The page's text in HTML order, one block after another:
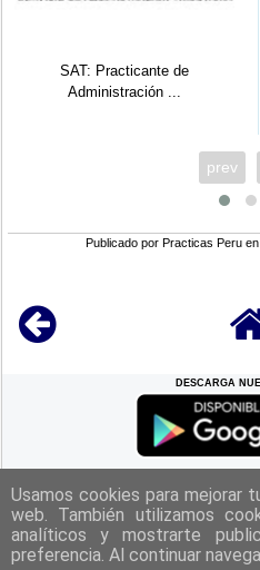
OEFA: Practicante
prev
Publicado por Practicas Peru
DESCARGA
REGRESAR
|Politica de Privacidad|Aviso
Usamos cookies para mejorar
web. También utilizamos
analíticos y mostrarte
preferencia. Al continuar